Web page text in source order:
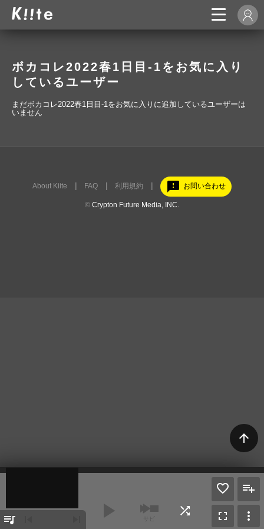
ボカコレ2022春1日目-1をお気に入り
しているユーザー
まだボカコレ2022春1日目-1をお気に入りに追加しているユーザーは
いません
arrow_upward
About Kiite FAQ 利用規約 feedback お問い合わせ
© Crypton Future Media, INC.
queue_music play_arrow サビ
shuffle fullscreen more_vert